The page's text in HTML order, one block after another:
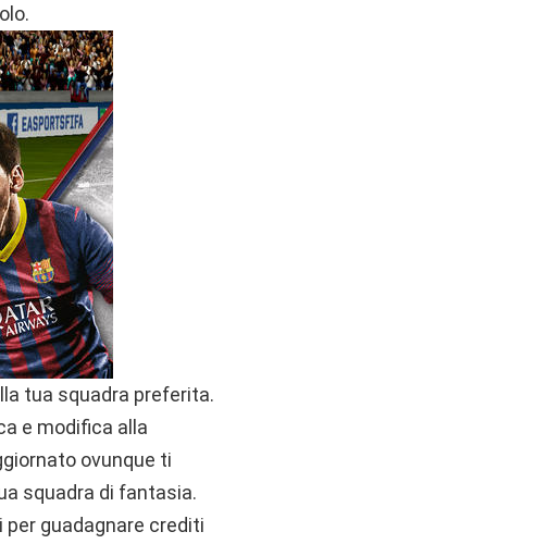
tua squadra preferita.
e modifica alla
ovunque ti
squadra di fantasia.
per guadagnare crediti